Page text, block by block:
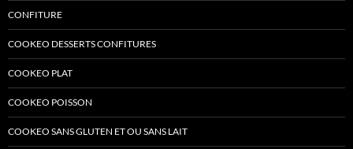
CONFITURE
COOKEO DESSERTS CONFITURES
COOKEO PLAT
COOKEO POISSON
COOKEO SANS GLUTEN ET OU SANS LAIT